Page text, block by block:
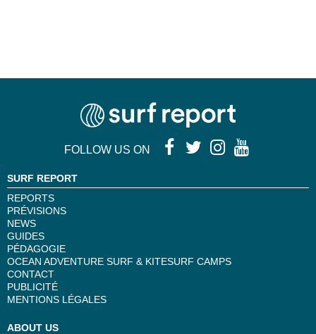
FOLLOW US ON
SURF REPORT
REPORTS
PRÉVISIONS
NEWS
GUIDES
PÉDAGOGIE
OCEAN ADVENTURE SURF & KITESURF CAMPS
CONTACT
PUBLICITÉ
MENTIONS LÉGALES
ABOUT US